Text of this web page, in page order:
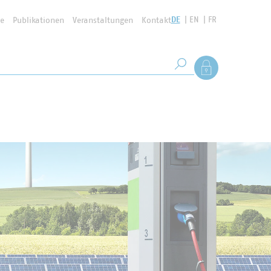
Publikationen Veranstaltungen KontaktDE EN FR
Suche starten
Als Mitglied